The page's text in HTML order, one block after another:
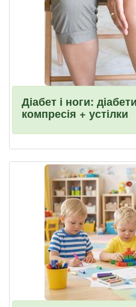
Діабет і ноги:
компресія + устілки